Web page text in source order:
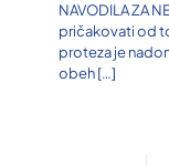
NAVODILA ZA
pričakovati od
proteza je
obeh[…]